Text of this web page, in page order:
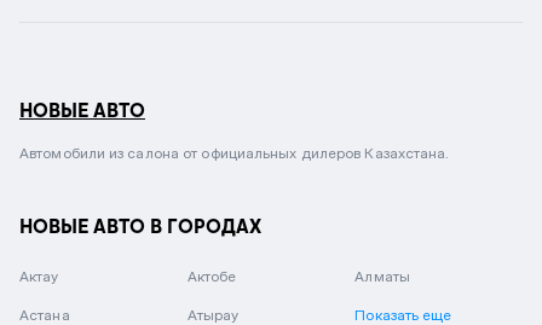
НОВЫЕ АВТО
Автомобили из салона от официальных дилеров Казахстана.
НОВЫЕ АВТО В ГОРОДАХ
Актау Актобе Алматы
Астана Атырау Показать еще